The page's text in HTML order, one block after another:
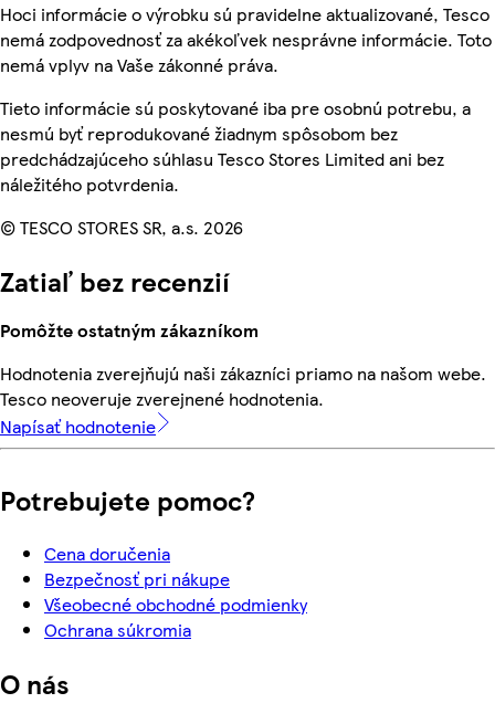
Hoci informácie o výrobku sú pravidelne aktualizované, Tesco
nemá zodpovednosť za akékoľvek nesprávne informácie. Toto
nemá vplyv na Vaše zákonné práva.
Tieto informácie sú poskytované iba pre osobnú potrebu, a
nesmú byť reprodukované žiadnym spôsobom bez
predchádzajúceho súhlasu Tesco Stores Limited ani bez
náležitého potvrdenia.
© TESCO STORES SR, a.s. 2026
Zatiaľ bez recenzií
Pomôžte ostatným zákazníkom
Hodnotenia zverejňujú naši zákazníci priamo na našom webe.
Tesco neoveruje zverejnené hodnotenia.
Napísať hodnotenie
Potrebujete pomoc?
Cena doručenia
Bezpečnosť pri nákupe
Všeobecné obchodné podmienky
Ochrana súkromia
O nás